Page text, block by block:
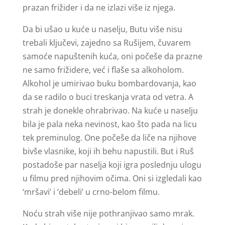
prazan frižider i da ne izlazi više iz njega.
Da bi ušao u kuće u naselju, Butu više nisu
trebali ključevi, zajedno sa Rušijem, čuvarem
samoće napuštenih kuća, oni počeše da prazne
ne samo frižidere, već i flaše sa alkoholom.
Alkohol je umirivao buku bombardovanja, kao
da se radilo o buci treskanja vrata od vetra. A
strah je donekle ohrabrivao. Na kuće u naselju
bila je pala neka nevinost, kao što pada na licu
tek preminulog. One počeše da liče na njihove
bivše vlasnike, koji ih behu napustili. But i Ruš
postadoše par naselja koji igra poslednju ulogu
u filmu pred njihovim očima. Oni si izgledali kao
‘mršavi’ i ‘debeli’ u crno-belom filmu.
Noću strah više nije pothranjivao samo mrak.